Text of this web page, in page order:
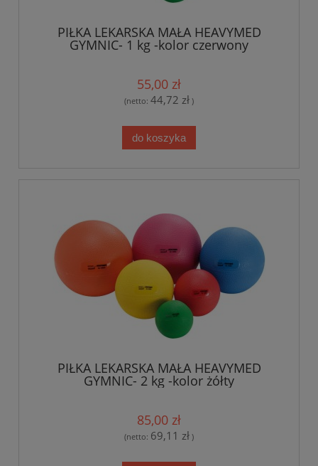
PIŁKA LEKARSKA MAŁA HEAVYMED
GYMNIC- 1 kg -kolor czerwony
55,00 zł
(netto: 44,72 zł )
do koszyka
PIŁKA LEKARSKA MAŁA HEAVYMED
GYMNIC- 2 kg -kolor żółty
85,00 zł
(netto: 69,11 zł )